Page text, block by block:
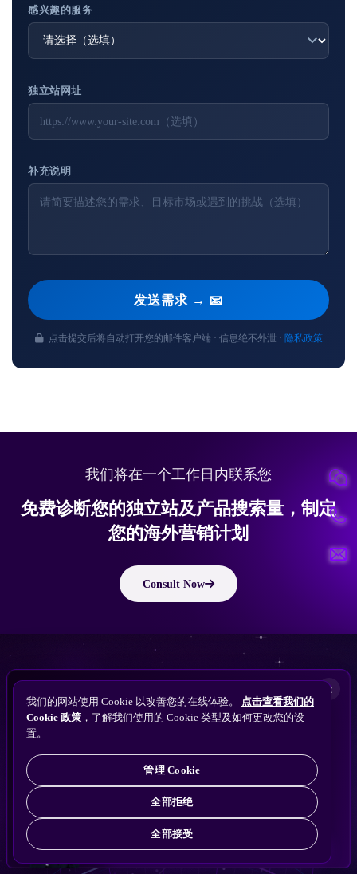
感兴趣的服务
独立站网址
补充说明
发送需求 → 📧
点击提交后将自动打开您的邮件客户端 · 信息绝不外泄 · 隐私政策
我们将在一个工作日内联系您
免费诊断您的独立站及产品搜索量，制定
您的海外营销计划
Consult Now
版权所有 © 2010 ~ 2026 隽永东方/EastDigi--专注企业海外业务增长
备案号：苏ICP备14005285号-11
我们的网站使用 Cookie 以改善您的在线体验。 点击查看我们的
Cookie 政策 ，了解我们使用的 Cookie 类型及如何更改您的设
置。
管理 Cookie
全部拒绝
全部接受
×
Perplexity
Gemini
ChatGPT
搜索找到您的独立站？
免费获取隽永东方 SEO / AEO / GEO 独立站可见
免费诊断→